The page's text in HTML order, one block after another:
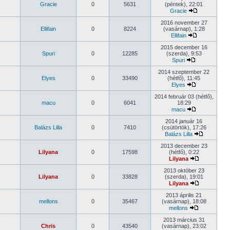
Gracie 0 5631
(péntek), 22:01
Gracie
Ellifain 0 8224
2016 november 27
(vasárnap), 1:28
Ellifain
Spuri 0 12285
2015 december 16
(szerda), 9:53
Spuri
Elyes 0 33490
2014 szeptember 22
(hétfő), 11:45
Elyes
macu 0 6041
2014 február 03 (hétfő),
18:29
macu
Balázs Lilla 0 7410
2014 január 16
(csütörtök), 17:26
Balázs Lilla
Lilyana 0 17598
2013 december 23
(hétfő), 0:22
Lilyana
Lilyana 0 33828
2013 október 23
(szerda), 19:01
Lilyana
mellons 0 35467
2013 április 21
(vasárnap), 18:08
mellons
Chris 0 43540
2013 március 31
(vasárnap), 23:02